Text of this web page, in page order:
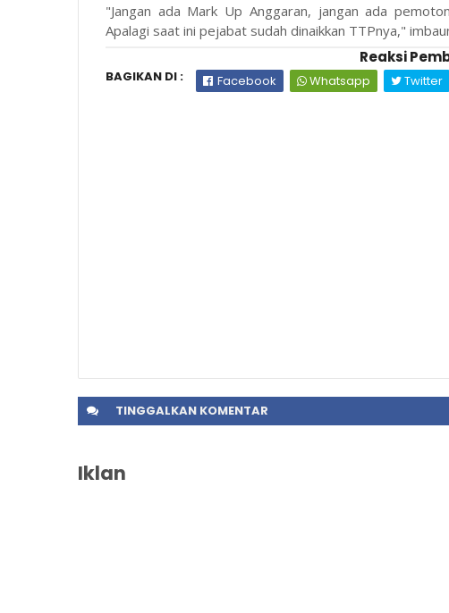
"Jangan ada Mark Up Anggaran, jangan ada
Apalagi saat ini pejabat sudah dinaikkan TTPnya,"
Reaksi
BAGIKAN DI : Facebook Whatsapp Twitter
TINGGALKAN KOMENTAR
Iklan